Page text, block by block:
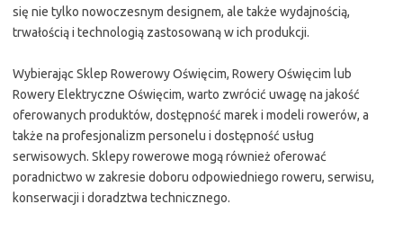
się nie tylko nowoczesnym designem, ale także wydajnością,
trwałością i technologią zastosowaną w ich produkcji.
Wybierając Sklep Rowerowy Oświęcim, Rowery Oświęcim lub
Rowery Elektryczne Oświęcim, warto zwrócić uwagę na jakość
oferowanych produktów, dostępność marek i modeli rowerów, a
także na profesjonalizm personelu i dostępność usług
serwisowych. Sklepy rowerowe mogą również oferować
poradnictwo w zakresie doboru odpowiedniego roweru, serwisu,
konserwacji i doradztwa technicznego.